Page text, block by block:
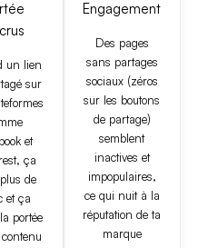
un lien
sur
et
ça
de
et ça
portée
Engagement
Des pages
sans partages
sociaux (zéros
sur les boutons
de partage)
semblent
inactives et
impopulaires,
ce qui nuit à la
réputation de ta
marque